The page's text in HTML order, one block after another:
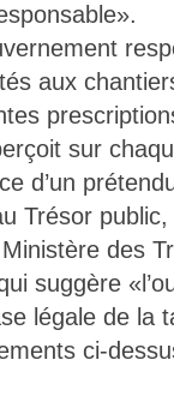
aux
sur
d’un
Trésor
des
suggère
légale de la
ci-